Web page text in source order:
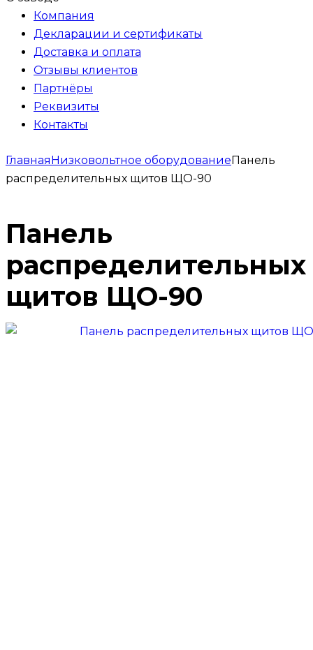
Компания
Декларации и сертификаты
Доставка и оплата
Отзывы клиентов
Партнёры
Реквизиты
Контакты
Главная Низковольтное оборудование Панель
распределительных щитов ЩО-90
Панель
распределительных
щитов ЩО-90